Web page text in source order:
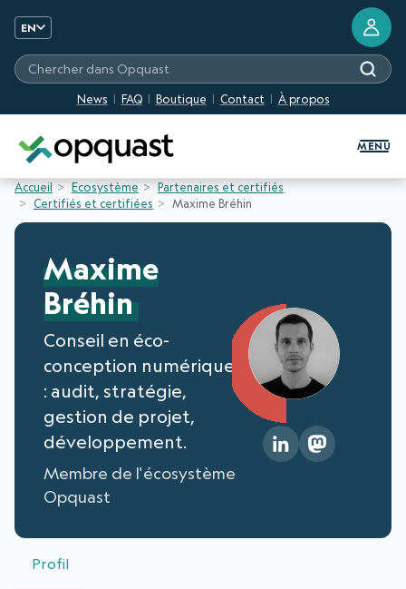
EN
News FAQ Boutique Contact À propos
Chercher dans Opquast
MENU
Accueil Ecosystème
Partenaires et certifiés
Certifiés et certifiées
Maxime Bréhin
Maxime
Bréhin
Conseil en éco-
conception numérique
: audit, stratégie,
gestion de projet,
développement.
Membre de l'écosystème
Opquast
Profil